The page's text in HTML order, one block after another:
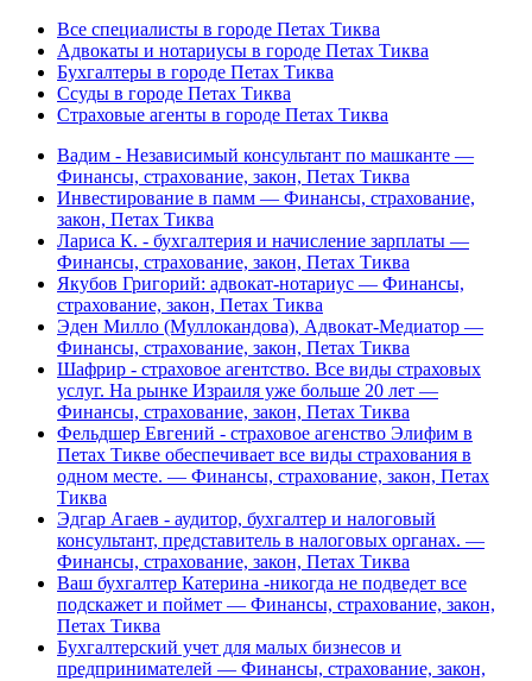
Все специалисты в городе Петах Тиква
Адвокаты и нoтариусы в городе Петах Тиква
Бухгалтеры в городе Петах Тиква
Ссуды в городе Петах Тиква
Страховые агенты в городе Петах Тиква
Вадим - Независимый консультант по машканте —
Финансы, страхование, закон, Петах Тиква
Инвестирование в памм — Финансы, страхование,
закон, Петах Тиква
Лариса К. - бухгалтерия и начисление зарплаты —
Финансы, страхование, закон, Петах Тиква
Якубов Григорий: адвокат-нотариус — Финансы,
страхование, закон, Петах Тиква
Эден Милло (Муллокандова), Aдвокат-Медиатор —
Финансы, страхование, закон, Петах Тиква
Шафрир - страховое агентство. Все виды страховых
услуг. На рынке Израиля уже больше 20 лет —
Финансы, страхование, закон, Петах Тиква
Фельдшер Евгений - страховое агенство Элифим в
Петах Тикве обеспечивает все виды страхования в
одном месте. — Финансы, страхование, закон, Петах
Тиква
Эдгар Агаев - аудитор, бухгалтер и налоговый
консультант, представитель в налоговых органах. —
Финансы, страхование, закон, Петах Тиква
Ваш бухгалтер Катерина -никогда не подведет все
подскажет и поймет — Финансы, страхование, закон,
Петах Тиква
Бухгалтерский учет для малых бизнесов и
предпринимателей — Финансы, страхование, закон,